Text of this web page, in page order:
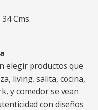
Cms.
elegir productos que
living, salita, cocina,
y comedor se vean
con diseños